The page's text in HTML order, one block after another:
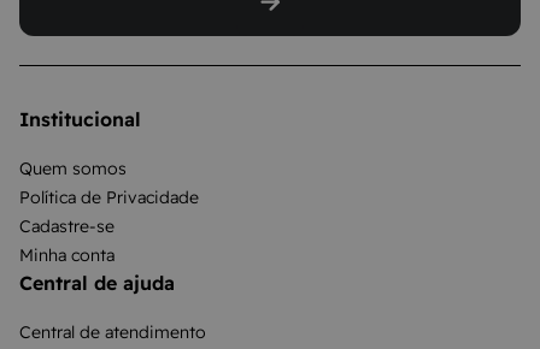
Institucional
Quem somos
Política de Privacidade
Cadastre-se
Minha conta
Central de ajuda
Central de atendimento